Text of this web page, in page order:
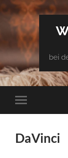
bei
Mobile-
Menü
DaVinci